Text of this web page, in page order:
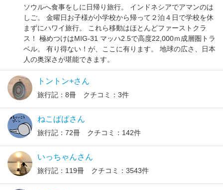
ソウルへ食事をしに日帰り旅行。 インドネシアでアマンのは
しご。 金曜日お子様が小学校から帰って２泊４日で学校を休
まずにハワイ旅行。 これら移動はほとんどファーストクラ
ス！ 極めつけはMIG-31 マッハ2.5で高度22,000ｍ成層圏トラ
ベル。 有り得ない！が、ここに有ります。 地球の広さ、日本
人の奥深さが堪能できます。
トントン+さん
旅行記：8冊 クチコミ：3件
ねこぱぱさん
旅行記：72冊 クチコミ：142件
いっちゃんさん
旅行記：119冊 クチコミ：3543件